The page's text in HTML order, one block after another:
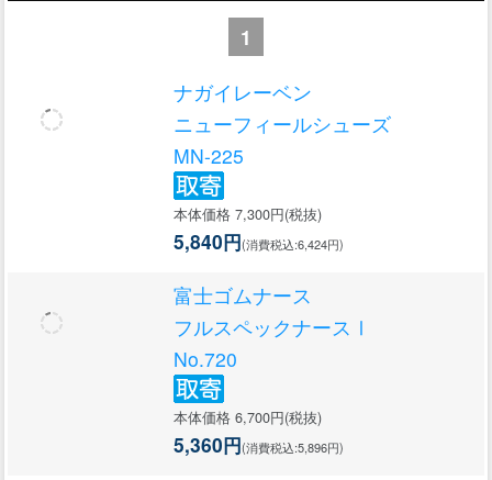
1
ナガイレーベン
ニューフィールシューズ
MN-225
本体価格 7,300円(税抜)
5,840円(消費税込:6,424円)
富士ゴムナース
フルスペックナースⅠ
No.720
本体価格 6,700円(税抜)
5,360円(消費税込:5,896円)